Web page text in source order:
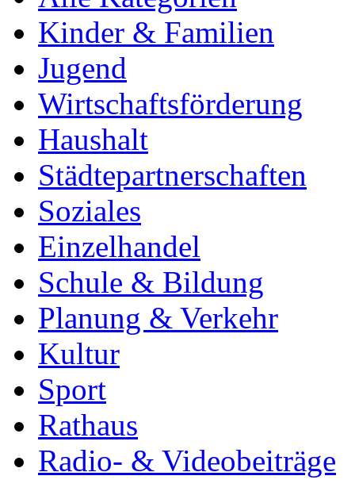
Kinder & Familien
Jugend
Wirtschaftsförderung
Haushalt
Städtepartnerschaften
Soziales
Einzelhandel
Schule & Bildung
Planung & Verkehr
Kultur
Sport
Rathaus
Radio- & Videobeiträge